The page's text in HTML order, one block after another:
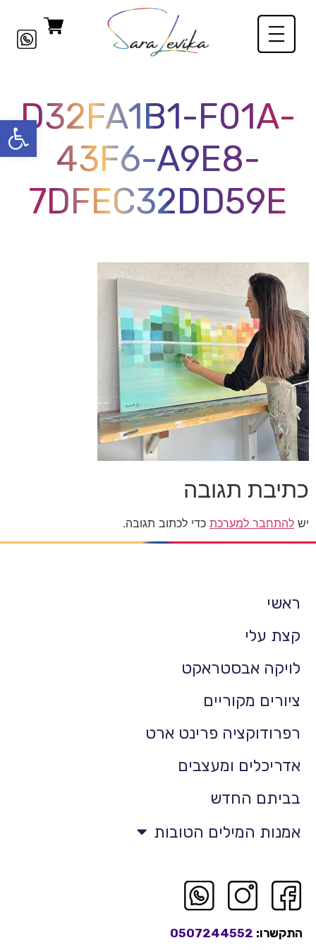
פתח
D32FA1B1-F01A-
43F6-A9E8-
7DFEC32DD59E
כתיבת תגובה
יש להתחבר למערכת כדי לכתוב תגובה.
ראשי
קצת עלי
לויקה אבסטראקט
ציורים מקוריים
רפרודוקציה פרינט ארט
אדריכלים ומעצבים
בביתם החדש
אמנות המילים הטובות
התקשרו: 0507244552